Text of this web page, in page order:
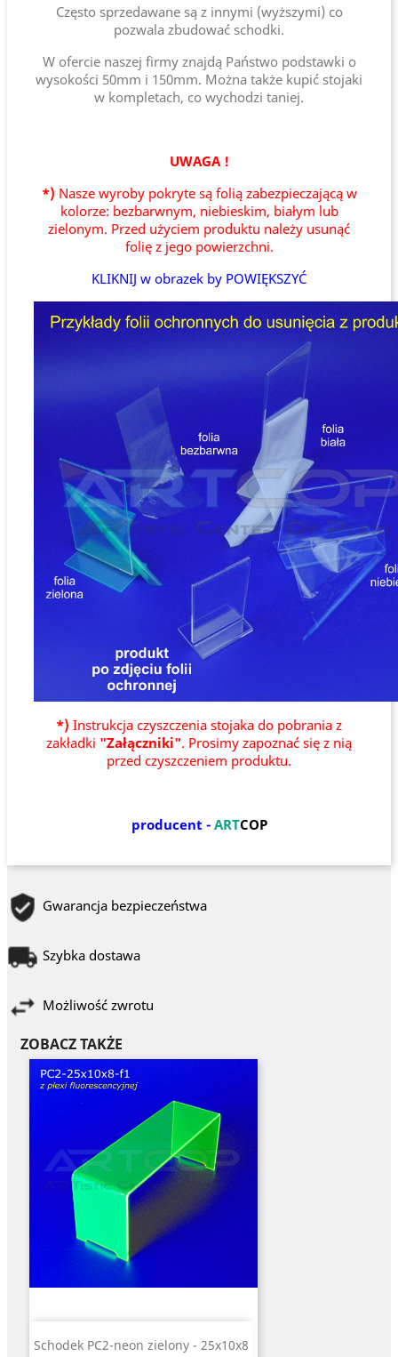
Często sprzedawane są z innymi (wyższymi) co
pozwala zbudować schodki.
W ofercie naszej firmy znajdą Państwo podstawki o
wysokości 50mm i 150mm. Można także kupić stojaki
w kompletach, co wychodzi taniej.
UWAGA !
*) Nasze wyroby pokryte są folią zabezpieczającą w
kolorze: bezbarwnym, niebieskim, białym lub
zielonym. Przed użyciem produktu należy usunąć
folię z jego powierzchni.
KLIKNIJ w obrazek by POWIĘKSZYĆ
*) Instrukcja czyszczenia stojaka do pobrania z
zakładki "Załączniki". Prosimy zapoznać się z nią
przed czyszczeniem produktu.
producent - ARTCOP
Gwarancja bezpieczeństwa
Szybka dostawa
Możliwość zwrotu
ZOBACZ TAKŻE
Schodek PC2-neon zielony - 25x10x8